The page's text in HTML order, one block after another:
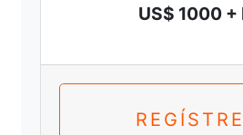
US$ 1000 +